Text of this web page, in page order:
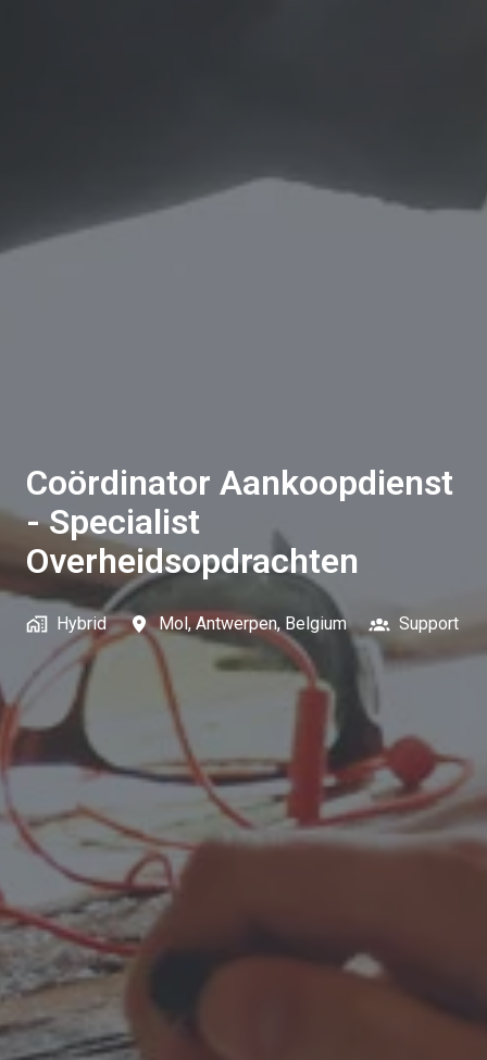
Coördinator Aankoopdienst
- Specialist
Overheidsopdrachten
Hybrid Mol, Antwerpen, Belgium Support